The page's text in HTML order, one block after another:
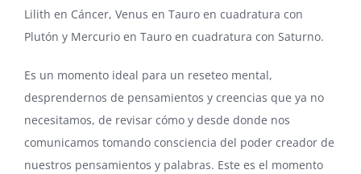
Lilith en Cáncer, Venus en Tauro en cuadratura con
Plutón y Mercurio en Tauro en cuadratura con Saturno.
Es un momento ideal para un reseteo mental,
desprendernos de pensamientos y creencias que ya no
necesitamos, de revisar cómo y desde donde nos
comunicamos tomando consciencia del poder creador de
nuestros pensamientos y palabras. Este es el momento